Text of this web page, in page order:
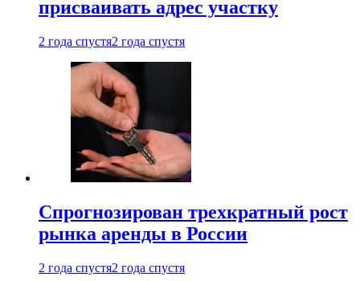
присваивать адрес участку
2 года спустя2 года спустя
Спрогнозирован трехкратный рост
рынка аренды в России
2 года спустя2 года спустя